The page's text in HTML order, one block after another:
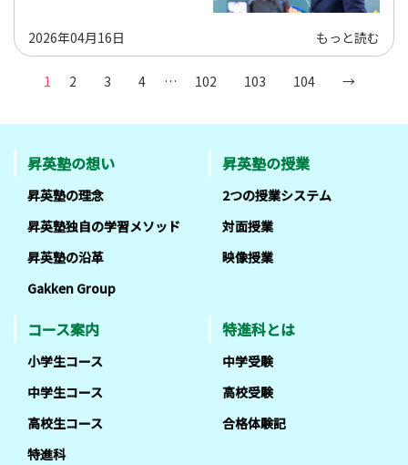
2026年04月16日 もっと読む
1 2 3 4 … 102 103 104 →
昇英塾の想い
昇英塾の理念
昇英塾独自の学習メソッド
昇英塾の沿革
Gakken Group
昇英塾の授業
2つの授業システム
対面授業
映像授業
コース案内
小学生コース
中学生コース
高校生コース
特進科
特進科とは
中学受験
高校受験
合格体験記